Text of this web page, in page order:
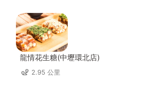
龍情花生糖(中壢環北店)
2.95 公里